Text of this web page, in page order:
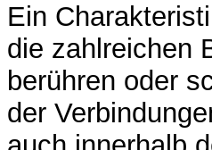
Ein
die zahlreichen
berühren oder
der